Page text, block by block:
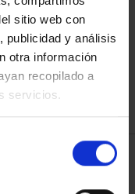
sitio web con
publicidad y análisis
otra información
recopilado a
servicios.